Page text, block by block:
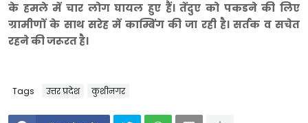
के हमले में चार लोग घायल हुए हैं। तेंदुए को पकडने की लिए
ग्रामीणों के साथ सरेह में काम्बिंग की जा रही है। सर्तक व सचेत
रहने की जरूरत है।
Tags उत्तर प्रदेश कुशीनगर